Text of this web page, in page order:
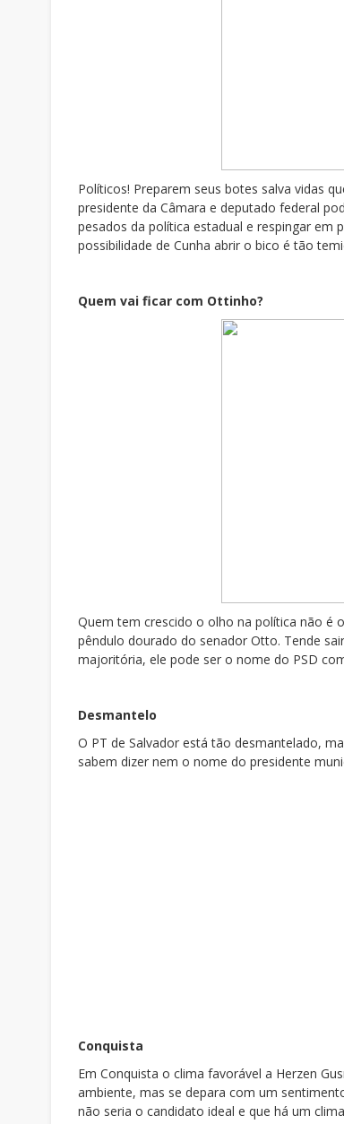
Políticos! Preparem seus botes salva vidas
presidente da Câmara e deputado federal
pesados da política estadual e respingar em
possibilidade de Cunha abrir o bico é tão
Quem vai ficar com Ottinho?
Quem tem crescido o olho na política não é
pêndulo dourado do senador Otto. Tende
majoritória, ele pode ser o nome do PSD
Desmantelo
O PT de Salvador está tão desmantelado,
sabem dizer nem o nome do presidente
Conquista
Em Conquista o clima favorável a Herzen
ambiente, mas se depara com um
não seria o candidato ideal e que há um